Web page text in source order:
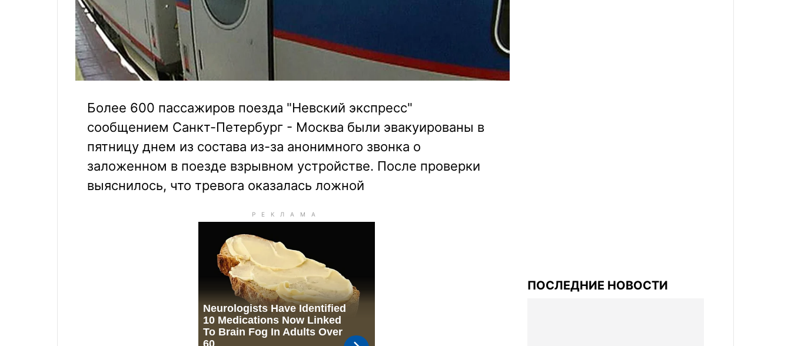
Более 600 пассажиров поезда "Невский экспресс"
сообщением Санкт-Петербург - Москва были эвакуированы в
пятницу днем из состава из-за анонимного звонка о
заложенном в поезде взрывном устройстве. После проверки
выяснилось, что тревога оказалась ложной
ПОСЛЕДНИЕ НОВОСТИ